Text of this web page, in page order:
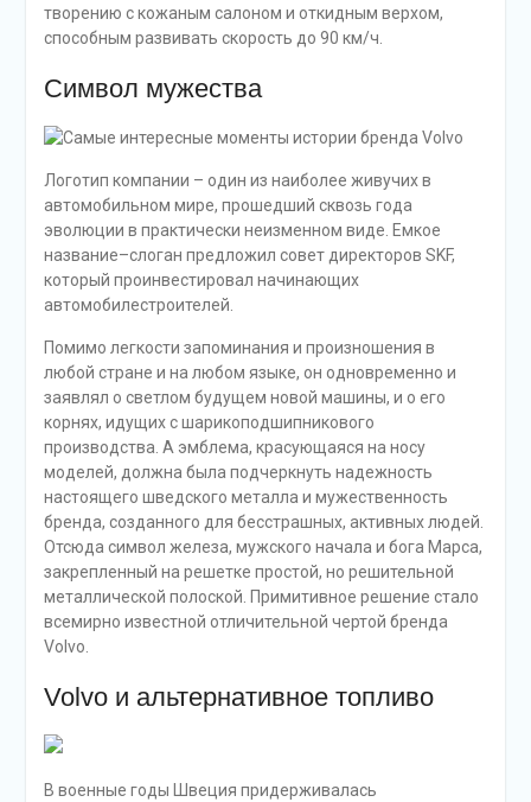
творению с кожаным салоном и откидным верхом,
способным развивать скорость до 90 км/ч.
Символ мужества
Логотип компании – один из наиболее живучих в
автомобильном мире, прошедший сквозь года
эволюции в практически неизменном виде. Емкое
название–слоган предложил совет директоров SKF,
который проинвестировал начинающих
автомобилестроителей.
Помимо легкости запоминания и произношения в
любой стране и на любом языке, он одновременно и
заявлял о светлом будущем новой машины, и о его
корнях, идущих с шарикоподшипникового
производства. А эмблема, красующаяся на носу
моделей, должна была подчеркнуть надежность
настоящего шведского металла и мужественность
бренда, созданного для бесстрашных, активных людей.
Отсюда символ железа, мужского начала и бога Марса,
закрепленный на решетке простой, но решительной
металлической полоской. Примитивное решение стало
всемирно известной отличительной чертой бренда
Volvo.
Volvo и альтернативное топливо
В военные годы Швеция придерживалась